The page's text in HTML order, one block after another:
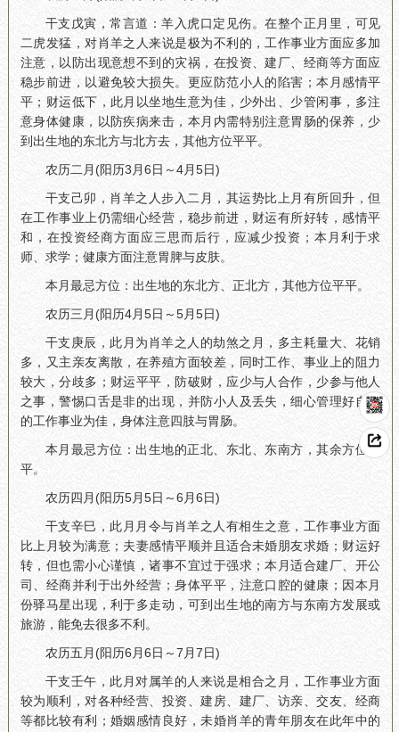
干支戊寅，常言道：羊入虎口定见伤。在整个正月里，可见
二虎发猛，对肖羊之人来说是极为不利的，工作事业方面应多加
注意，以防出现意想不到的灾祸，在投资、建厂、经商等方面应
稳步前进，以避免较大损失。更应防范小人的陷害；本月感情平
平；财运低下，此月以坐地生意为佳，少外出、少管闲事，多注
意身体健康，以防疾病来击，本月内需特别注意胃肠的保养，少
到出生地的东北方与北方去，其他方位平平。
农历二月(阳历3月6日～4月5日)
干支己卯，肖羊之人步入二月，其运势比上月有所回升，但
在工作事业上仍需细心经营，稳步前进，财运有所好转，感情平
和，在投资经商方面应三思而后行，应减少投资；本月利于求
师、求学；健康方面注意胃脾与皮肤。
本月最忌方位：出生地的东北方、正北方，其他方位平平。
农历三月(阳历4月5日～5月5日)
干支庚辰，此月为肖羊之人的劫煞之月，多主耗量大、花销
多，又主亲友离散，在养殖方面较差，同时工作、事业上的阻力
较大，分歧多；财运平平，防破财，应少与人合作，少参与他人
之事，警惕口舌是非的出现，并防小人及丢失，细心管理好自身
的工作事业为佳，身体注意四肢与胃肠。
本月最忌方位：出生地的正北、东北、东南方，其余方位平
平。
农历四月(阳历5月5日～6月6日)
干支辛巳，此月月令与肖羊之人有相生之意，工作事业方面
比上月较为满意；夫妻感情平顺并且适合未婚朋友求婚；财运好
转，但也需小心谨慎，诸事不宜过于强求；本月适合建厂、开公
司、经商并利于出外经营；身体平平，注意口腔的健康；因本月
份驿马星出现，利于多走动，可到出生地的南方与东南方发展或
旅游，能免去很多不利。
农历五月(阳历6月6日～7月7日)
干支壬午，此月对属羊的人来说是相合之月，工作事业方面
较为顺利，对各种经营、投资、建房、建厂、访亲、交友、经商
等都比较有利；婚姻感情良好，未婚肖羊的青年朋友在此年中的